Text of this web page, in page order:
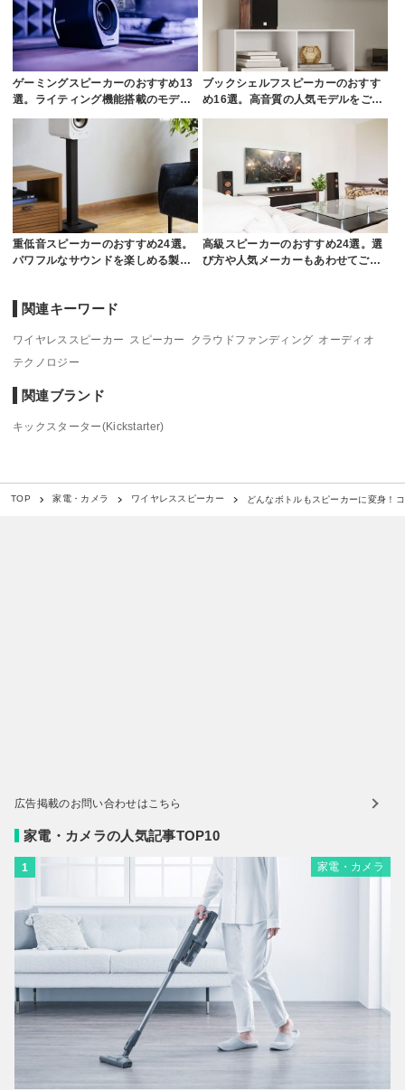
ゲーミングスピーカーのおすすめ13
選。ライティング機能搭載のモデ…
ブックシェルフスピーカーのおすす
め16選。高音質の人気モデルをご…
重低音スピーカーのおすすめ24選。
パワフルなサウンドを楽しめる製…
高級スピーカーのおすすめ24選。選
び方や人気メーカーもあわせてご…
関連キーワード
ワイヤレススピーカー スピーカー クラウドファンディング オーディオ
テクノロジー
関連ブランド
キックスターター(Kickstarter)
TOP 家電・カメラ ワイヤレススピーカー どんなボトルもスピーカーに変身！
広告掲載のお問い合わせはこちら
家電・カメラの人気記事TOP10
1 家電・カメラ